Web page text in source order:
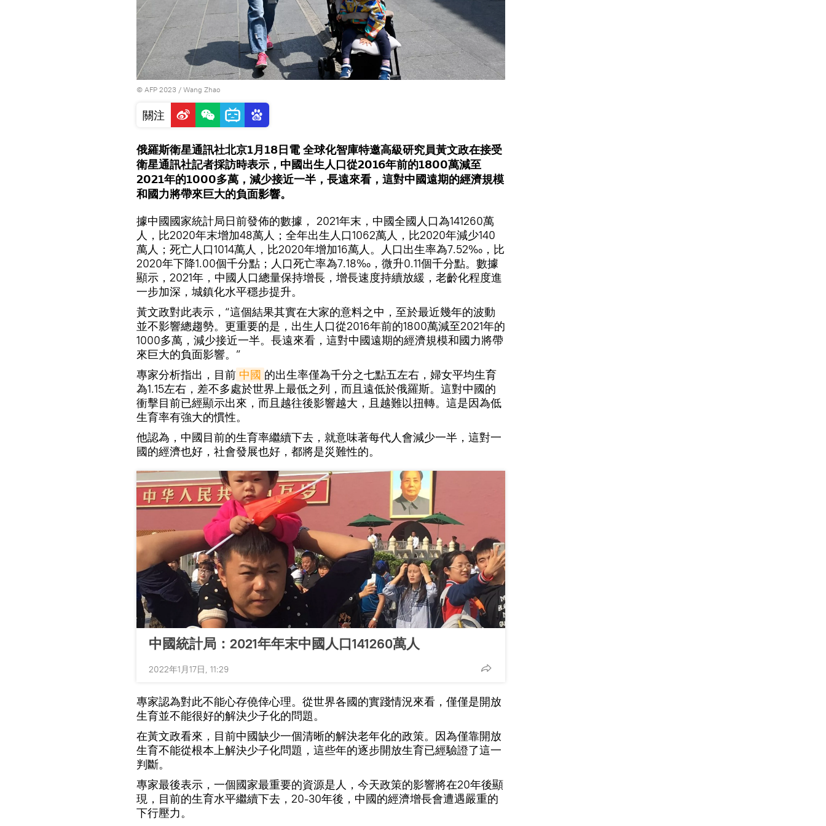
© AFP 2023 / Wang Zhao
關注
俄羅斯衛星通訊社北京1月18日電 全球化智庫特邀高級研究員黃文政在接受
衛星通訊社記者採訪時表示，中國出生人口從2016年前的1800萬減至
2021年的1000多萬，減少接近一半，長遠來看，這對中國遠期的經濟規模
和國力將帶來巨大的負面影響。
據中國國家統計局日前發佈的數據， 2021年末，中國全國人口為141260萬
人，比2020年末增加48萬人；全年出生人口1062萬人，比2020年減少140
萬人；死亡人口1014萬人，比2020年增加16萬人。人口出生率為7.52‰，比
2020年下降1.00個千分點；人口死亡率為7.18‰，微升0.11個千分點。數據
顯示，2021年，中國人口總量保持增長，增長速度持續放緩，老齡化程度進
一步加深，城鎮化水平穩步提升。
黃文政對此表示，“這個結果其實在大家的意料之中，至於最近幾年的波動
並不影響總趨勢。更重要的是，出生人口從2016年前的1800萬減至2021年的
1000多萬，減少接近一半。長遠來看，這對中國遠期的經濟規模和國力將帶
來巨大的負面影響。”
專家分析指出，目前 中國 的出生率僅為千分之七點五左右，婦女平均生育
為1.15左右，差不多處於世界上最低之列，而且遠低於俄羅斯。這對中國的
衝擊目前已經顯示出來，而且越往後影響越大，且越難以扭轉。這是因為低
生育率有強大的慣性。
他認為，中國目前的生育率繼續下去，就意味著每代人會減少一半，這對一
國的經濟也好，社會發展也好，都將是災難性的。
中國統計局：2021年年末中國人口141260萬人
2022年1月17日, 11:29
專家認為對此不能心存僥倖心理。從世界各國的實踐情況來看，僅僅是開放
生育並不能很好的解決少子化的問題。
在黃文政看來，目前中國缺少一個清晰的解決老年化的政策。因為僅靠開放
生育不能從根本上解決少子化問題，這些年的逐步開放生育已經驗證了這一
判斷。
專家最後表示，一個國家最重要的資源是人，今天政策的影響將在20年後顯
現，目前的生育水平繼續下去，20-30年後，中國的經濟增長會遭遇嚴重的
下行壓力。